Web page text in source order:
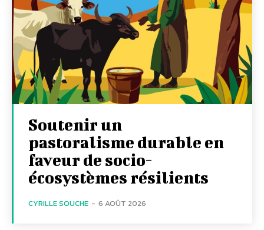
Soutenir un
pastoralisme durable en
faveur de socio-
écosystèmes résilients
CYRILLE SOUCHE - 6 AOÛT 2026